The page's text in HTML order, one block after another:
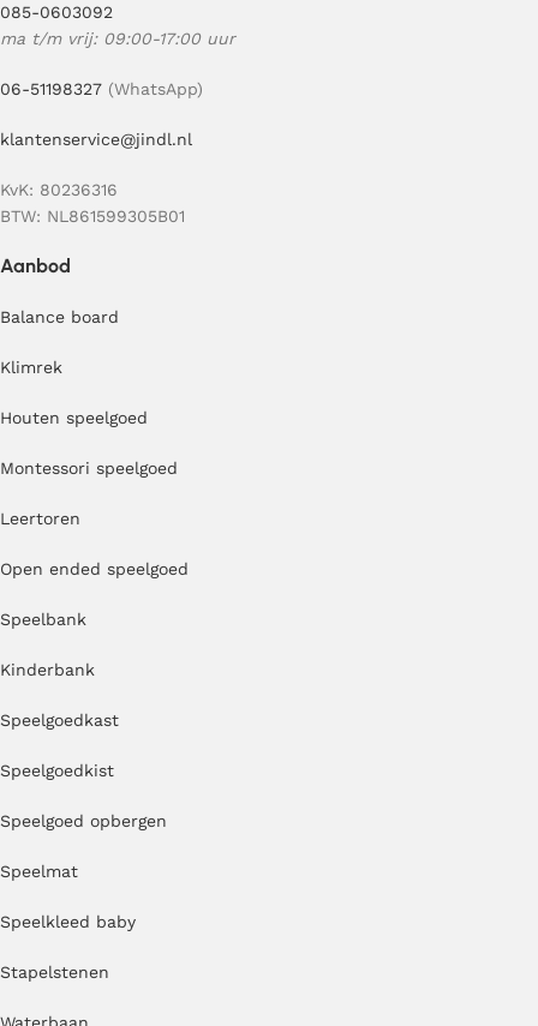
085-0603092
ma t/m vrij: 09:00-17:00 uur
06-51198327 (WhatsApp)
klantenservice@jindl.nl
KvK: 80236316
BTW: NL861599305B01
Aanbod
Balance board
Klimrek
Houten speelgoed
Montessori speelgoed
Leertoren
Open ended speelgoed
Speelbank
Kinderbank
Speelgoedkast
Speelgoedkist
Speelgoed opbergen
Speelmat
Speelkleed baby
Stapelstenen
Waterbaan